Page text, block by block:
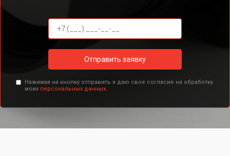
Отправить заявку
Нажимая на кнопку отправить я даю свое согласие на обработку
моих персональных данных.